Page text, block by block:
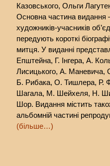
Казовського, Ольги
Основна частина видання
художників-учасників
передують короткі
митця. У виданні
Епштейна, Г. Інгера, А.
Лисицького, А. Маневича,
Б. Рибака, О. Тишлера, Р.
Шагала, М. Шейхеля, Н.
Шор. Видання містить
альбомній частині
(більше…)